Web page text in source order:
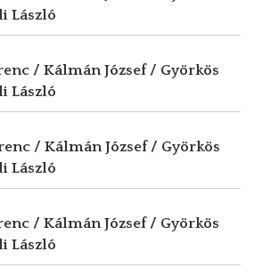
László
/ Kálmán József / Györkös
László
/ Kálmán József / Györkös
László
/ Kálmán József / Györkös
László